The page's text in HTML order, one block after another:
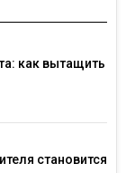
как вытащить
становится